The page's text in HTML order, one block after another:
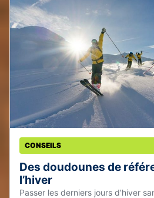
CONSEILS
Des doudounes de
l’hiver
Passer les derniers jours d’hiver